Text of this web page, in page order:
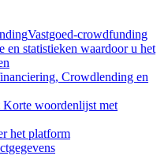
Vastgoed-crowdfunding
en statistieken waardoor u het
Crowdlending en
Korte woordenlijst met
het platform